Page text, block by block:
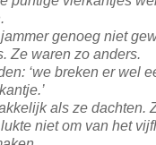
genoeg niet
Ze waren zo anders.
‘we breken er wel
als ze dachten.
niet om van het